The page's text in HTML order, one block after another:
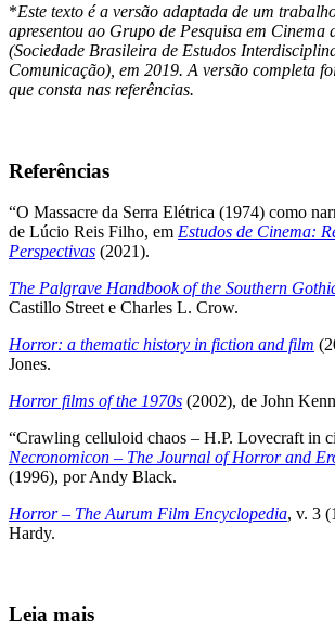
*Este texto é a versão adaptada de um
apresentou ao Grupo de Pesquisa em Cinema
(Sociedade Brasileira de Estudos
Comunicação), em 2019. A versão completa
que consta nas referências.
Referências
“O Massacre da Serra Elétrica (1974) como
de Lúcio Reis Filho, em Estudos de Cinema:
Perspectivas (2021).
The Palgrave Handbook of the Southern
Castillo Street e Charles L. Crow.
Horror: a thematic history in fiction and film
Jones.
Horror films of the 1970s (2002), de John
“Crawling celluloid chaos – H.P. Lovecraft in
Necronomicon – The Journal of Horror and
(1996), por Andy Black.
Horror – The Aurum Film Encyclopedia, v. 3
Hardy.
Leia mais